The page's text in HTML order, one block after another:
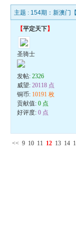
主题 : 154期：新澳门
【平定天下】
圣骑士
发帖:2326
威望:20118 点
铜币: 10191 枚
贡献值:0 点
好评度:0 点
<< 9 10 11 12 13 14